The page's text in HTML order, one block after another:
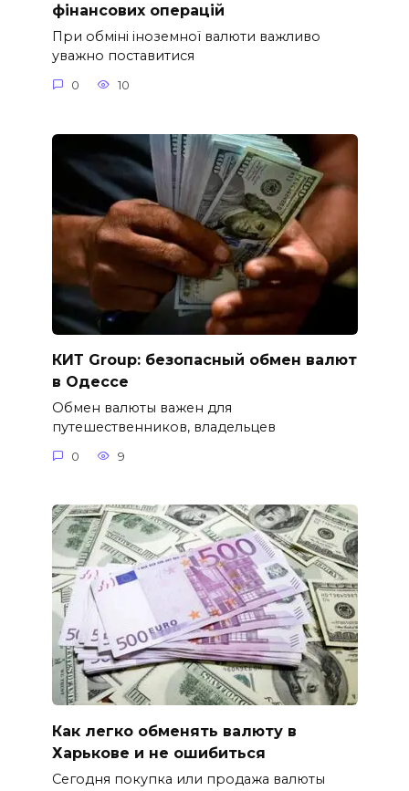
фінансових операцій
При обміні іноземної валюти важливо
уважно поставитися
0 10
КИТ Group: безопасный обмен валют
в Одессе
Обмен валюты важен для
путешественников, владельцев
0 9
Как легко обменять валюту в
Харькове и не ошибиться
Сегодня покупка или продажа валюты